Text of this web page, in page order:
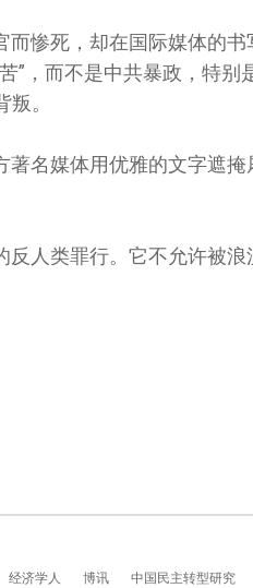
而惨死，却在国际媒体的
”， 而不是中共暴政，特别
。
著名媒体用优雅的文字遮掩
反人类罪行。它不允许被浪
经济学人 博讯
中国民主转型研究